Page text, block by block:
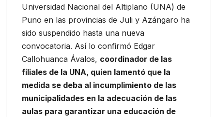
Universidad Nacional del Altiplano (UNA) de
Puno en las provincias de Juli y Azángaro ha
sido suspendido hasta una nueva
convocatoria. Así lo confirmó Edgar
Callohuanca Ávalos, coordinador de las
filiales de la UNA, quien lamentó que la
medida se deba al incumplimiento de las
municipalidades en la adecuación de las
aulas para garantizar una educación de